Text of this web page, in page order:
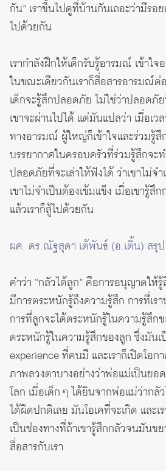
กัน” เราขึ้นไปดูที่บ้านกันเถอะว่ามีรอ
ไปด้วยกัน
เรากำลังฝึกให้เด็กรับรู้อารมณ์ เข้าใ
ในขณะเดียวกันเราก็สื่อสารอารมณ์
เด็กจะรู้สึกปลอดภัย ไม่ใช่ว่าปลอดภั
เขาจะผ่านไปได้ แต่มันแปลว่า เมื่อเว
ทางอารมณ์ ผู้ใหญ่ก็เข้าใจและร่วมรู้สึ
บรรยากาศในครอบครัวที่ร่วมรู้สึกจะ
ปลอดภัยที่จะเล่าให้ฟังได้ ว่าเขาไม่จำ
เขาไม่จำเป็นต้องเข้มแข็ง เมื่อเขารู้สึ
แล้วเราก็สู้ไปด้วยกัน
ผศ. ดร.ณัฐสุดา เต้พันธ์ (อ.เติ้น) สรุป
คำว่า “กลัวได้ลูก” คือการอนุญาตให้
มีการตระหนักรู้ถึงความรู้สึก การที่เ
การที่ลูกจะได้ตระหนักรู้ในความรู้สึกข
ตระหนักรู้ในความรู้สึกของลูก ซึ่งมันเ
experience ที่คนมี และเราก็เปิดโอก
ภาพลวงตาบางอย่างว่าพ่อแม่เป็นย
โลก เมื่อเด็ก ๆ ได้ยินจากพ่อแม่ว่ากลั
ได้ผิดปกติเลย มันโอเคที่จะเกิด และเ
เป็นช่องทางที่ถ้าเขารู้สึกกลัวจนมันข
สื่อสารกับเรา